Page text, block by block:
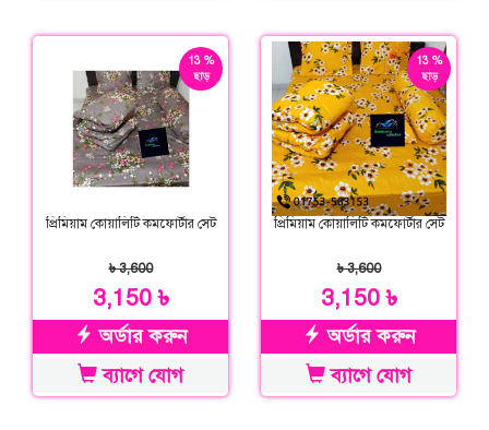
13 %
ছাড়
প্রিমিয়াম কোয়ালিটি কমফোর্টার সেট
৳ 3,600
3,150 ৳
অর্ডার করুন
ব্যাগে যোগ
13 %
ছাড়
প্রিমিয়াম কোয়ালিটি কমফোর্টার সেট
৳ 3,600
3,150 ৳
অর্ডার করুন
ব্যাগে যোগ